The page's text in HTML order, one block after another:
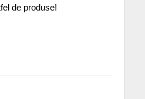
de produse!